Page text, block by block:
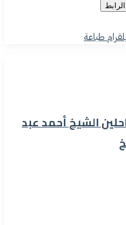
طباعة
الشيخ أحمد عبد